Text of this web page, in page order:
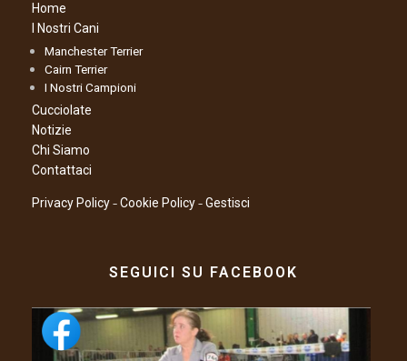
Home
I Nostri Cani
Manchester Terrier
Cairn Terrier
I Nostri Campioni
Cucciolate
Notizie
Chi Siamo
Contattaci
Privacy Policy–Cookie Policy–Gestisci
SEGUICI SU FACEBOOK